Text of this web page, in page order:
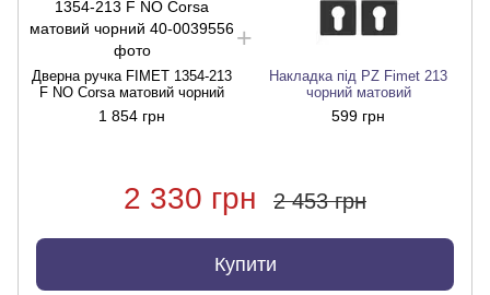
Дверна ручка FIMET 1354-213
F NO Corsa матовий чорний
1 854 грн
Накладка під PZ Fimet 213
чорний матовий
599 грн
2 330 грн 2 453 грн
Купити